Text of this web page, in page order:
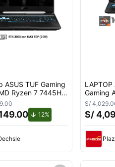
ASUS TUF Gaming
Ryzen 7 7445HS
SSD 8GB RAM
RTX 3050
12% de descuento.
LAPTOP
Gaming
Ryzen 7
DDR5
3050
S/
S/